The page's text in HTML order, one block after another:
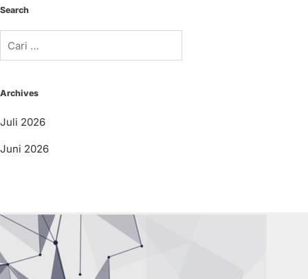
Search
Archives
Juli 2026
Juni 2026